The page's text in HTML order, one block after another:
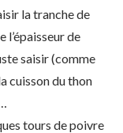
la tranche de
l’épaisseur de
saisir (comme
cuisson du thon
tours de poivre